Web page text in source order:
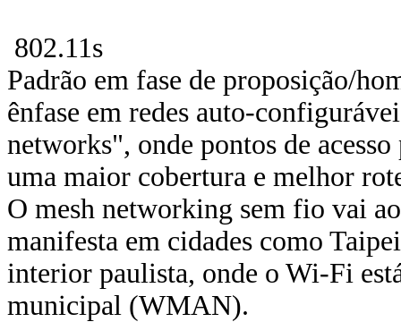
802.11s
Padrão em fase de proposição/
ênfase em redes auto-
networks", onde pontos de
uma maior cobertura e melhor
O mesh networking sem fio vai
manifesta em cidades como
interior paulista, onde o Wi-Fi
municipal (WMAN).